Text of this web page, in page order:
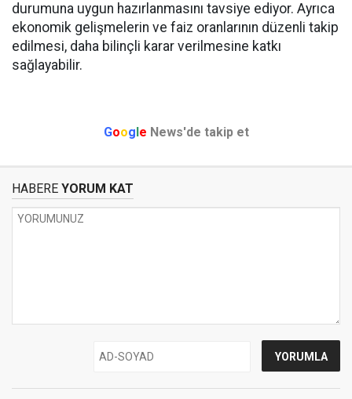
durumuna uygun hazırlanmasını tavsiye ediyor. Ayrıca
ekonomik gelişmelerin ve faiz oranlarının düzenli takip
edilmesi, daha bilinçli karar verilmesine katkı
sağlayabilir.
Google News'de takip et
HABERE YORUM KAT